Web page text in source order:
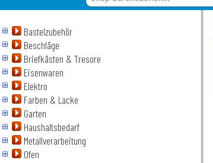
Bastelzubehör
Beschläge
Briefkästen & Tresore
Eisenwaren
Elektro
Farben & Lacke
Garten
Haushaltsbedarf
Metallverarbeitung
Ofen